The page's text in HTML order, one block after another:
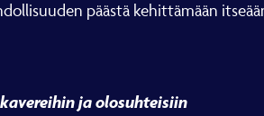
päästä kehittämään
ja olosuhteisiin